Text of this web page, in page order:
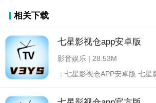
相关下载
七星影视仓app安卓版
影音娱乐 | 28.53M